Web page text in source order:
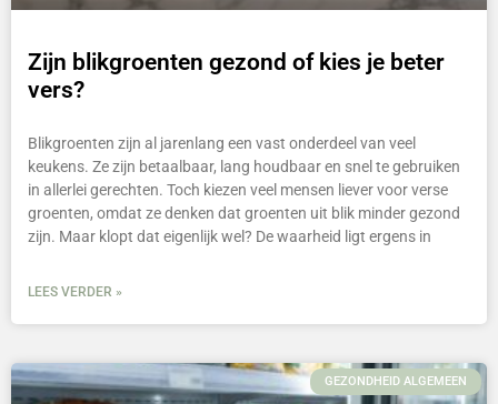
Zijn blikgroenten gezond of kies je beter
vers?
Blikgroenten zijn al jarenlang een vast onderdeel van veel
keukens. Ze zijn betaalbaar, lang houdbaar en snel te gebruiken
in allerlei gerechten. Toch kiezen veel mensen liever voor verse
groenten, omdat ze denken dat groenten uit blik minder gezond
zijn. Maar klopt dat eigenlijk wel? De waarheid ligt ergens in
LEES VERDER »
GEZONDHEID ALGEMEEN